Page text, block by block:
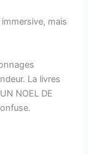
mais
La livres
NOEL DE